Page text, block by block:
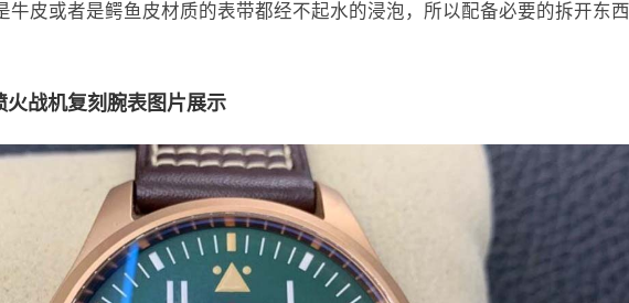
牛皮或者是鳄鱼皮材质的表带都经不起水的浸泡，所以配备必要的拆开东西
战机复刻腕表图片展示